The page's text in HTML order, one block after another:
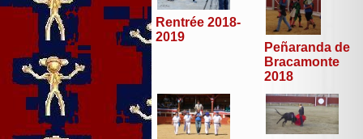
Rentrée 2018-
2019
Peñaranda de
Bracamonte
2018